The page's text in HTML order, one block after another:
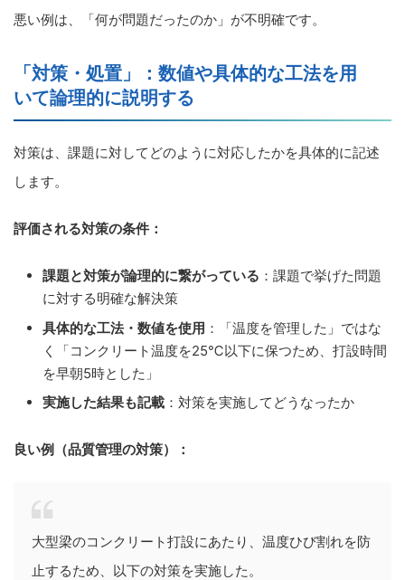
悪い例は、「何が問題だったのか」が不明確です。
「対策・処置」：数値や具体的な工法を用
いて論理的に説明する
対策は、課題に対してどのように対応したかを具体的に記述
します。
評価される対策の条件：
課題と対策が論理的に繋がっている ：課題で挙げた問題
に対する明確な解決策
具体的な工法・数値を使用 ：「温度を管理した」ではな
く「コンクリート温度を25℃以下に保つため、打設時間
を早朝5時とした」
実施した結果も記載 ：対策を実施してどうなったか
良い例（品質管理の対策）：
大型梁のコンクリート打設にあたり、温度ひび割れを防
止するため、以下の対策を実施した。